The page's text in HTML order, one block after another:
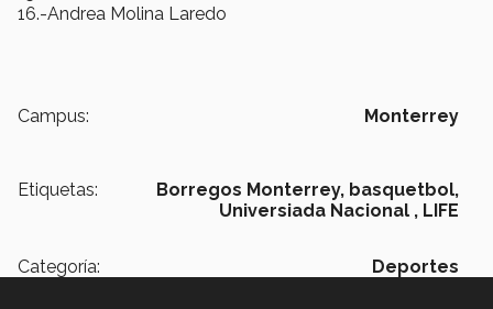
16.-Andrea Molina Laredo
Campus: Monterrey
Etiquetas: Borregos Monterrey, basquetbol,
Universiada Nacional , LIFE
Categoría: Deportes